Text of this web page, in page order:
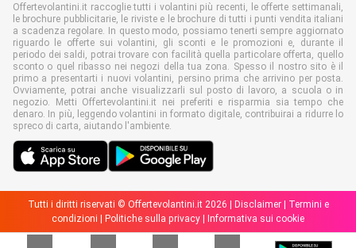
Offertevolantini.it raccoglie tutti i volantini più recenti, le offerte settimanali,
le brochure pubblicitarie, le riviste e le brochure di tutti i punti vendita italiani
a scadenza regolare. In questo modo, possiamo tenerti sempre aggiornato
riguardo le offerte sui volantini, gli sconti e le promozioni e, durante il
periodo dei saldi, potrai trovare con facilità quella particolare offerta, quello
sconto o quel ribasso nei negozi della tua zona. Spesso il nostro sito è il
primo a presentarti i nuovi volantini, persino prima che arrivino per posta.
Ovviamente, potrai anche visualizzarli sul posto di lavoro, a scuola o in
negozio. Metti Offertevolantini.it nei preferiti e risparmia sia tempo che
denaro. In più, leggendo volantini in formato digitale, contribuirai a ridurre lo
spreco di carta, aiutando l'ambiente.
Tutti i diritti riservati © Offertevolantini.it 2026 | Disclaimer|
Termini e
condizioni
Politiche sulla privacy Informativa sui cookie